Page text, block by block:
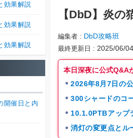
【DbD】 炎の
編集者 DbD攻略班
最終更新日 2025/06/
本日深夜に公式Q&A
2026年8月7日の
300シャードのコ
10.1.0PTBアップ
消灯の変更点とル
効果解説
効果解説
効果解説
開催日と内